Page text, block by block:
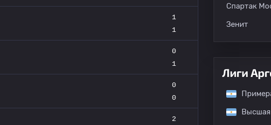
1
1
0
1
0
0
2
Спартак
Зенит
Лиги
Высшая